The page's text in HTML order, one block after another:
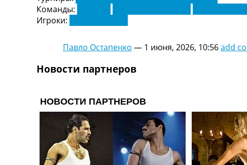
Логин
Рейтинги
Коллективный прогноз
Чемпионат Мира
Украина. Премьер-Лига
Украина. Первая Лига
Лига Чемпионов
Англия. Премьер Лига
Испания. Ла Лига
Команды:
Игроки:
Павло Остапенко — 1 июня, 2026, 10:56add
Новости партнеров